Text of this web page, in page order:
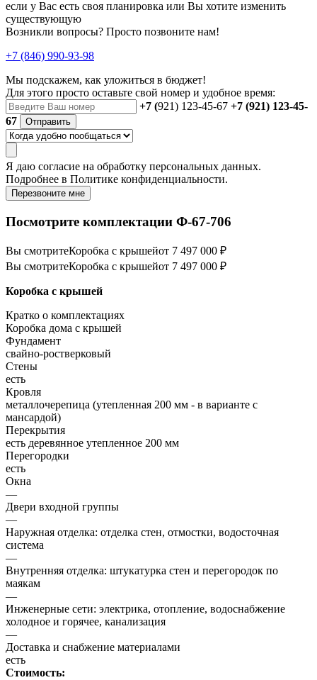
если у Вас есть своя планировка или Вы хотите изменить
существующую
Возникли вопросы? Просто позвоните нам!
+7 (846) 990-93-98
Мы подскажем, как уложиться в бюджет!
Для этого просто оставьте свой номер и удобное время:
+7 (921) 123-45-67 +7 (921) 123-45-
67
Отправить
Я даю согласие на обработку персональных данных.
Подробнее в Политике конфиденциальности.
Перезвоните мне
Посмотрите комплектации Ф-67-706
Вы смотритеКоробка с крышейот 7 497 000 ₽
Вы смотритеКоробка с крышейот 7 497 000 ₽
Коробка с крышей
Кратко о комплектациях
Коробка дома с крышей
Фундамент
свайно-ростверковый
Стены
есть
Кровля
металлочерепица (утепленная 200 мм - в варианте с
мансардой)
Перекрытия
есть деревянное утепленное 200 мм
Перегородки
есть
Окна
—
Двери входной группы
—
Наружная отделка: отделка стен, отмостки, водосточная
система
—
Внутренняя отделка: штукатурка стен и перегородок по
маякам
—
Инженерные сети: электрика, отопление, водоснабжение
холодное и горячее, канализация
—
Доставка и снабжение материалами
есть
Стоимость: